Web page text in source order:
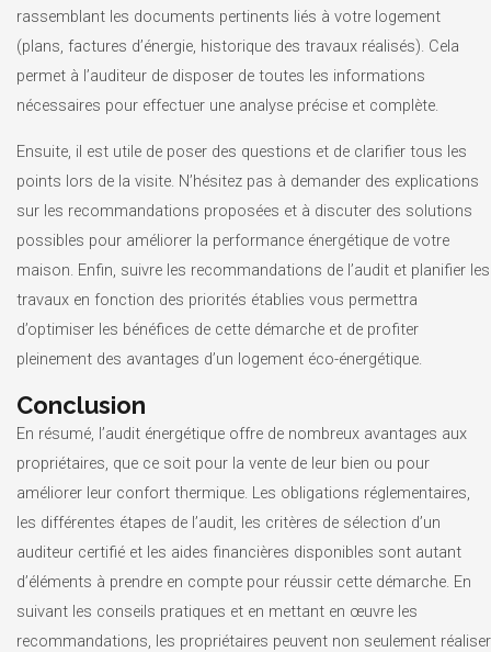
rassemblant les documents pertinents liés à votre logement
(plans, factures d’énergie, historique des travaux réalisés). Cela
permet à l’auditeur de disposer de toutes les informations
nécessaires pour effectuer une analyse précise et complète.
Ensuite, il est utile de poser des questions et de clarifier tous les
points lors de la visite. N’hésitez pas à demander des explications
sur les recommandations proposées et à discuter des solutions
possibles pour améliorer la performance énergétique de votre
maison. Enfin, suivre les recommandations de l’audit et planifier les
travaux en fonction des priorités établies vous permettra
d’optimiser les bénéfices de cette démarche et de profiter
pleinement des avantages d’un logement éco-énergétique.
Conclusion
En résumé, l’audit énergétique offre de nombreux avantages aux
propriétaires, que ce soit pour la vente de leur bien ou pour
améliorer leur confort thermique. Les obligations réglementaires,
les différentes étapes de l’audit, les critères de sélection d’un
auditeur certifié et les aides financières disponibles sont autant
d’éléments à prendre en compte pour réussir cette démarche. En
suivant les conseils pratiques et en mettant en œuvre les
recommandations, les propriétaires peuvent non seulement réaliser